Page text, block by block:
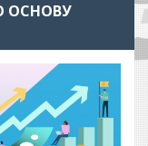
ОСНОВУ